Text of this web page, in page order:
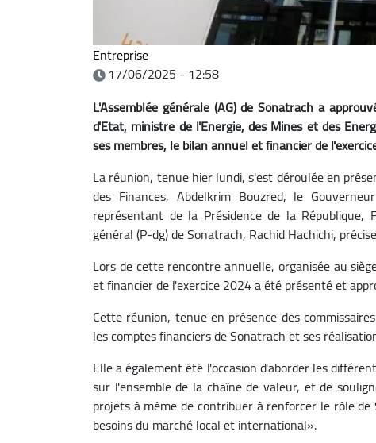
Entreprise
17/06/2025 - 12:58
L'Assemblée générale (AG) de Sonatrach a
d'Etat, ministre de l'Energie, des Mines et des
ses membres, le bilan annuel et financier de
La réunion, tenue hier lundi, s'est déroulée en
des Finances, Abdelkrim Bouzred, le
représentant de la Présidence de la République,
général (P-dg) de Sonatrach, Rachid Hachichi,
Lors de cette rencontre annuelle, organisée au
et financier de l'exercice 2024 a été présenté et
Cette réunion, tenue en présence des
les comptes financiers de Sonatrach et ses
Elle a également été l'occasion d'aborder les
sur l'ensemble de la chaîne de valeur, et de
projets à même de contribuer à renforcer le rôle
besoins du marché local et international».